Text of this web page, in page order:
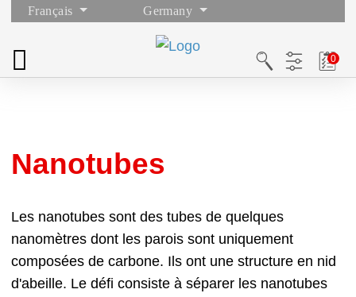
Français Germany
Nanotubes
Les nanotubes sont des tubes de quelques
nanomètres dont les parois sont uniquement
composées de carbone. Ils ont une structure en nid
d'abeille. Le défi consiste à séparer les nanotubes